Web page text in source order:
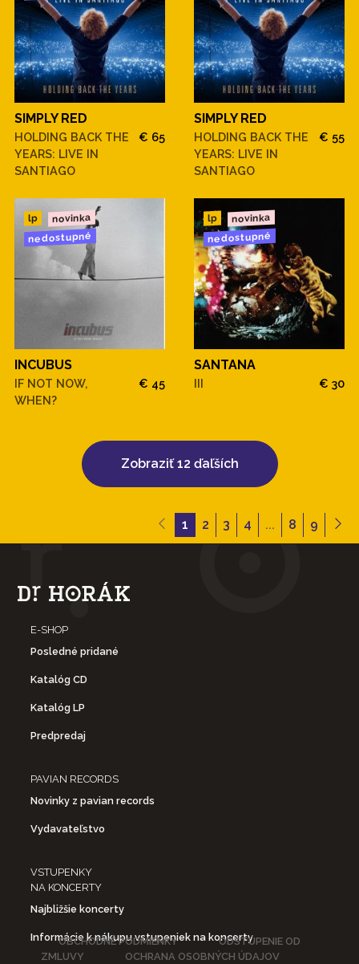
SIMPLY RED
HOLDING BACK THE
YEARS: LIVE IN
SANTIAGO
€ 65
SIMPLY RED
HOLDING BACK THE
YEARS: LIVE IN
SANTIAGO
€ 55
lp novinka
nedostupné
INCUBUS
IF NOT NOW,
WHEN?
€ 45
lp novinka
nedostupné
SANTANA
€ 30
Zobraziť 12 ďaľších
1 2 3 4 ... 8 9
E-SHOP
Posledné pridané
Katalóg CD
Katalóg LP
Predpredaj
PAVIAN RECORDS
Novinky z pavian records
Vydavateľstvo
VSTUPENKY
NA KONCERTY
Najbližšie koncerty
Informácie k nákupu vstupeniek na koncerty
OBCHODNÉ PODMIENKY
ODSTÚPENIE OD
ZMLUVY
OCHRANA OSOBNÝCH ÚDAJOV